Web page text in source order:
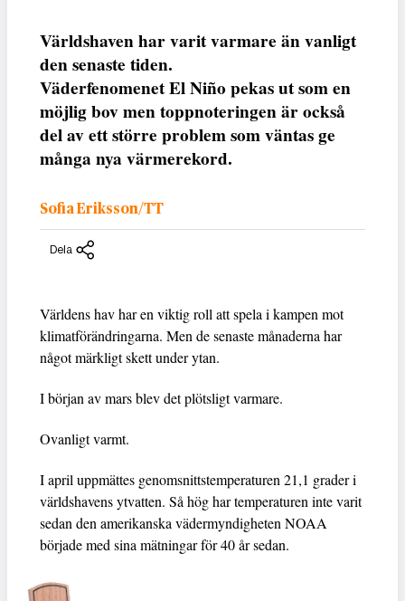
Världshaven har varit varmare än vanligt
den senaste tiden.
Väderfenomenet El Niño pekas ut som en
möjlig bov men toppnoteringen är också
del av ett större problem som väntas ge
många nya värmerekord.
Sofia Eriksson/TT
Dela
Världens hav har en viktig roll att spela i kampen mot
klimatförändringarna. Men de senaste månaderna har
något märkligt skett under ytan.
I början av mars blev det plötsligt varmare.
Ovanligt varmt.
I april uppmättes genomsnittstemperaturen 21,1 grader i
världshavens ytvatten. Så hög har temperaturen inte varit
sedan den amerikanska vädermyndigheten NOAA
började med sina mätningar för 40 år sedan.